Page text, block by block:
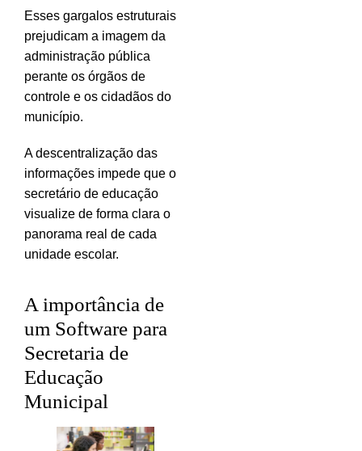
Esses gargalos estruturais
prejudicam a imagem da
administração pública
perante os órgãos de
controle e os cidadãos do
município.
A descentralização das
informações impede que o
secretário de educação
visualize de forma clara o
panorama real de cada
unidade escolar.
A importância de
um Software para
Secretaria de
Educação
Municipal